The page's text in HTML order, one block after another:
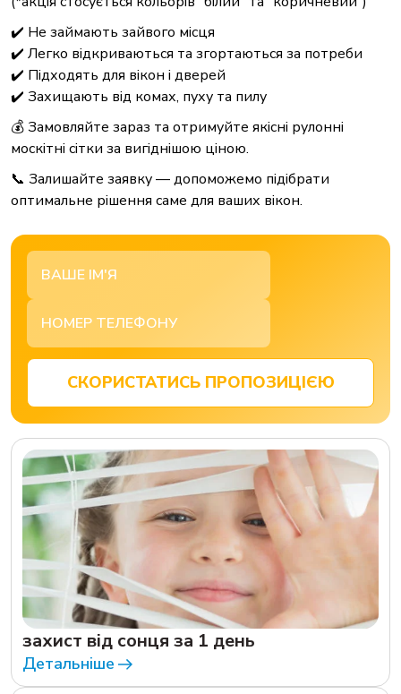
✔️ Не займають зайвого місця
✔️ Легко відкриваються та згортаються за потреби
✔️ Підходять для вікон і дверей
✔️ Захищають від комах, пуху та пилу
💰 Замовляйте зараз та отримуйте якісні рулонні
москітні сітки за вигіднішою ціною.
📞 Залишайте заявку — допоможемо підібрати
оптимальне рішення саме для ваших вікон.
захист від сонця за 1 день
Детальніше
СКОРИСТАТИСЬ ПРОПОЗИЦІЄЮ